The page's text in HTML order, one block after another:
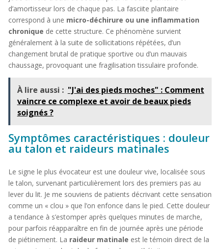
d’amortisseur lors de chaque pas. La fasciite plantaire
correspond à une micro-déchirure ou une inflammation
chronique de cette structure. Ce phénomène survient
généralement à la suite de sollicitations répétées, d’un
changement brutal de pratique sportive ou d’un mauvais
chaussage, provoquant une fragilisation tissulaire profonde.
À lire aussi : "J'ai des pieds moches" : Comment
vaincre ce complexe et avoir de beaux pieds
soignés ?
Symptômes caractéristiques : douleur
au talon et raideurs matinales
Le signe le plus évocateur est une douleur vive, localisée sous
le talon, survenant particulièrement lors des premiers pas au
lever du lit. Je me souviens de patients décrivant cette sensation
comme un « clou » que l’on enfonce dans le pied. Cette douleur
a tendance à s’estomper après quelques minutes de marche,
pour parfois réapparaître en fin de journée après une période
de piétinement. La raideur matinale est le témoin direct de la